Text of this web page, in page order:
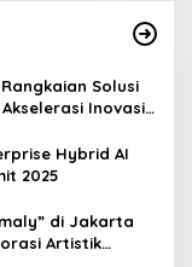
Solusi
Inovasi
Hybrid AI
2025
di Jakarta
Artistik